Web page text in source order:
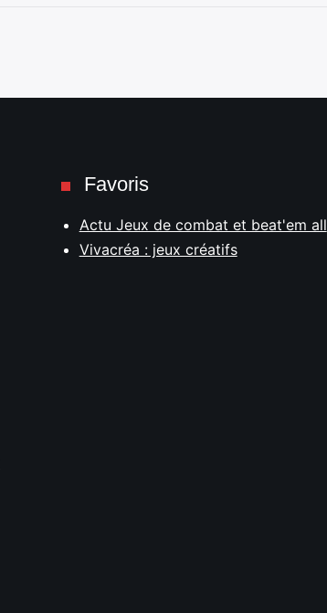
Favoris
Actu Jeux de combat et beat'em all
Vivacréa : jeux créatifs